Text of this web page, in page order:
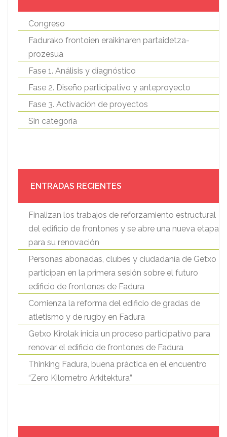
Congreso
Fadurako frontoien eraikinaren partaidetza-
prozesua
Fase 1. Análisis y diagnóstico
Fase 2. Diseño participativo y anteproyecto
Fase 3. Activación de proyectos
Sin categoría
ENTRADAS RECIENTES
Finalizan los trabajos de reforzamiento estructural
del edificio de frontones y se abre una nueva etapa
para su renovación
Personas abonadas, clubes y ciudadanía de Getxo
participan en la primera sesión sobre el futuro
edificio de frontones de Fadura
Comienza la reforma del edificio de gradas de
atletismo y de rugby en Fadura
Getxo Kirolak inicia un proceso participativo para
renovar el edificio de frontones de Fadura
Thinking Fadura, buena práctica en el encuentro
“Zero Kilometro Arkitektura”